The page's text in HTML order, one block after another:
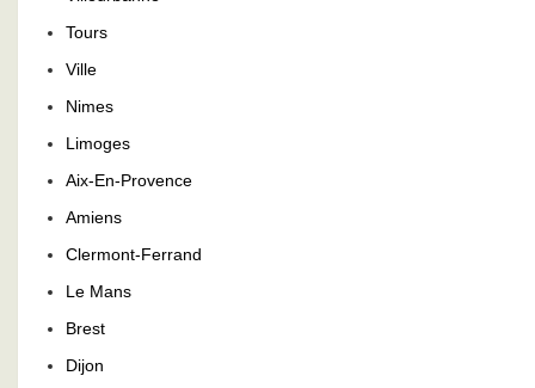
Tours
Ville
Nimes
Limoges
Aix-En-Provence
Amiens
Clermont-Ferrand
Le Mans
Brest
Dijon